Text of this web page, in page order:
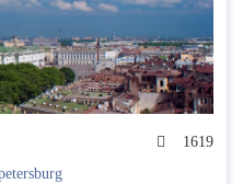
1619